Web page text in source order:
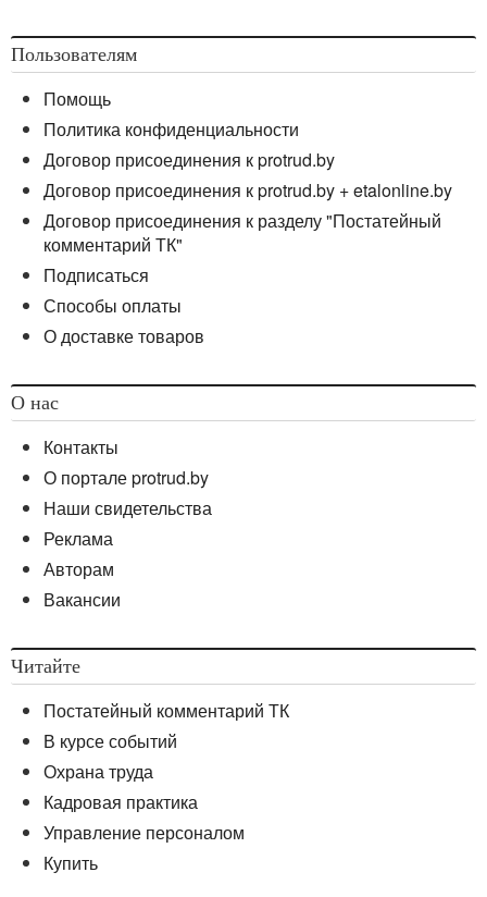
Пользователям
Помощь
Политика конфиденциальности
Договор присоединения к protrud.by
Договор присоединения к protrud.by + etalonline.by
Договор присоединения к разделу "Постатейный
комментарий ТК"
Подписаться
Способы оплаты
О доставке товаров
О нас
Контакты
О портале protrud.by
Наши свидетельства
Реклама
Авторам
Вакансии
Читайте
Постатейный комментарий ТК
В курсе событий
Охрана труда
Кадровая практика
Управление персоналом
Купить